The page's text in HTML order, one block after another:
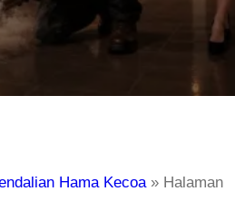
Hama Kecoa» Halaman